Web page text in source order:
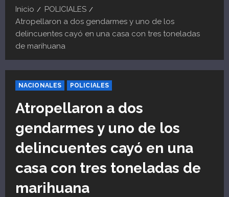
Inicio
POLICIALES
Atropellaron a dos gendarmes y uno de los
delincuentes cayó en una casa con tres toneladas
de marihuana
NACIONALES POLICIALES
Atropellaron a dos
gendarmes y uno de los
delincuentes cayó en una
casa con tres toneladas de
marihuana